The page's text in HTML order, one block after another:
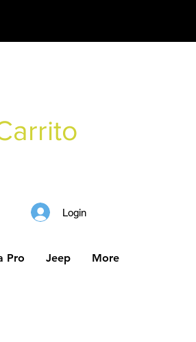
Login
Pro Jeep More